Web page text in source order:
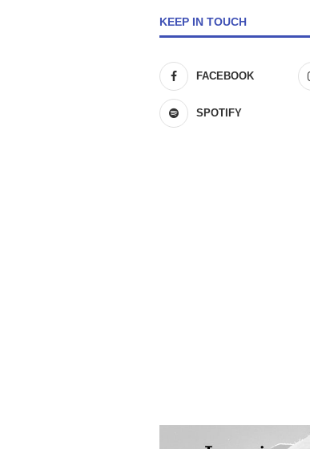
KEEP IN TOUCH
FACEBOOK
SPOTIFY